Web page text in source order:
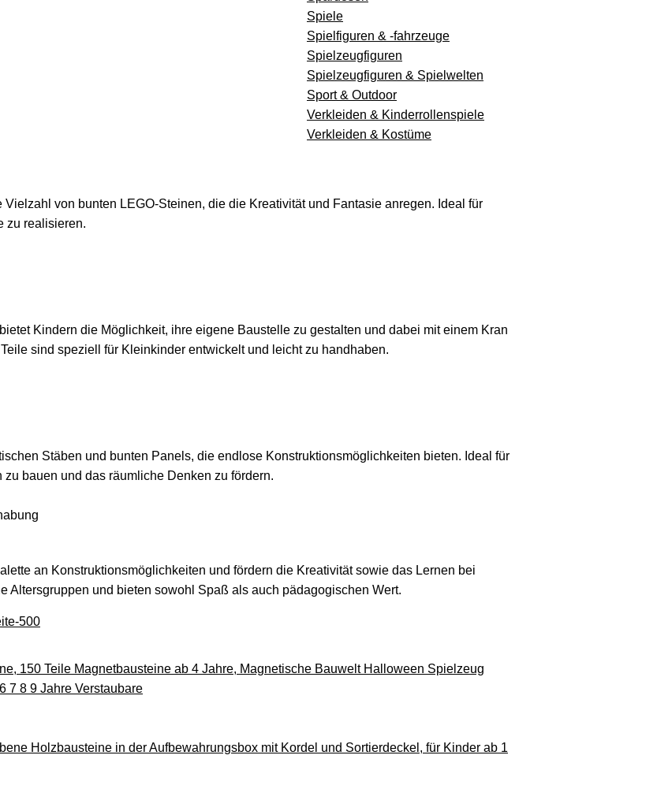
Spiele
Spielfiguren & -fahrzeuge
Spielzeugfiguren
Spielzeugfiguren & Spielwelten
Sport & Outdoor
Verkleiden & Kinderrollenspiele
Verkleiden & Kostüme
von bunten LEGO-Steinen, die die Kreativität und Fantasie anregen. Ideal für
zu realisieren.
Kindern die Möglichkeit, ihre eigene Baustelle zu gestalten und dabei mit einem Kran
sind speziell für Kleinkinder entwickelt und leicht zu handhaben.
Stäben und bunten Panels, die endlose Konstruktionsmöglichkeiten bieten. Ideal für
bauen und das räumliche Denken zu fördern.
an Konstruktionsmöglichkeiten und fördern die Kreativität sowie das Lernen bei
Altersgruppen und bieten sowohl Spaß als auch pädagogischen Wert.
500
150 Teile Magnetbausteine ab 4 Jahre, Magnetische Bauwelt Halloween Spielzeug
7 8 9 Jahre Verstaubare
Holzbausteine in der Aufbewahrungsbox mit Kordel und Sortierdeckel, für Kinder ab 1